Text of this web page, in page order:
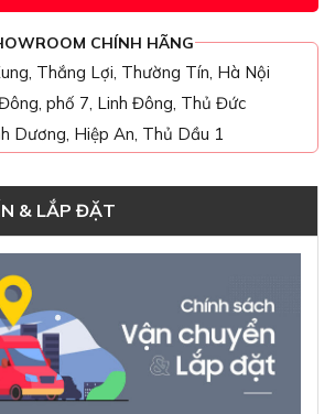
CHÍNH HÃNG
Thắng Lợi, Thường Tín, Hà Nội
phố 7, Linh Đông, Thủ Đức
Dương, Hiệp An, Thủ Dầu 1
& LẮP ĐẶT